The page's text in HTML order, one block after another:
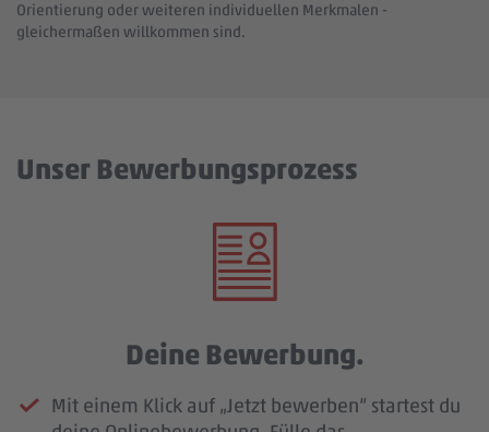
Orientierung oder weiteren individuellen Merkmalen -
gleichermaßen willkommen sind.
Unser Bewerbungsprozess
Deine Bewerbung.
Mit einem Klick auf „Jetzt bewerben“ startest du